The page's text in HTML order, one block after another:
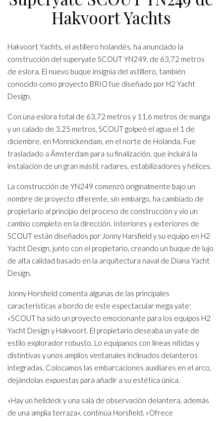
Hakvoort Yachts
Hakvoort Yachts, el astillero holandés, ha anunciado la
construcción del superyate SCOUT YN249, de 63,72 metros
de eslora. El nuevo buque insignia del astillero, también
conocido como proyecto BRIO fue diseñado por H2 Yacht
Design.
Con una eslora total de 63,72 metros y 11,6 metros de manga
y un calado de 3,25 metros, SCOUT golpeó el agua el 1 de
diciembre, en Monnickendam, en el norte de Holanda. Fue
trasladado a Ámsterdam para su finalización, que incluirá la
instalación de un gran mástil, radares, estabilizadores y hélices.
La construcción de YN249 comenzó originalmente bajo un
nombre de proyecto diferente, sin embargo, ha cambiado de
propietario al principio del proceso de construcción y vio un
cambio completo en la dirección. Interiores y exteriores de
SCOUT están diseñados por Jonny Harsfield y su equipo en H2
Yacht Design, junto con el propietario, creando un buque de lujo
de alta calidad basado en la arquitectura naval de Diana Yacht
Design.
Jonny Horsfield comenta algunas de las principales
características a bordo de este espectacular mega yate:
«SCOUT ha sido un proyecto emocionante para los equipos H2
Yacht Design y Hakvoort. El propietario deseaba un yate de
estilo explorador robusto. Lo equípanos con líneas nítidas y
distintivas y unos amplios ventanales inclinados delanteros
integradas. Colocamos las embarcaciones auxiliares en el arco,
dejándolas expuestas para añadir a su estética única.
«Hay un helideck y una sala de observación delantera, además
de una amplia terraza», continúa Horsfield. «Ofrece